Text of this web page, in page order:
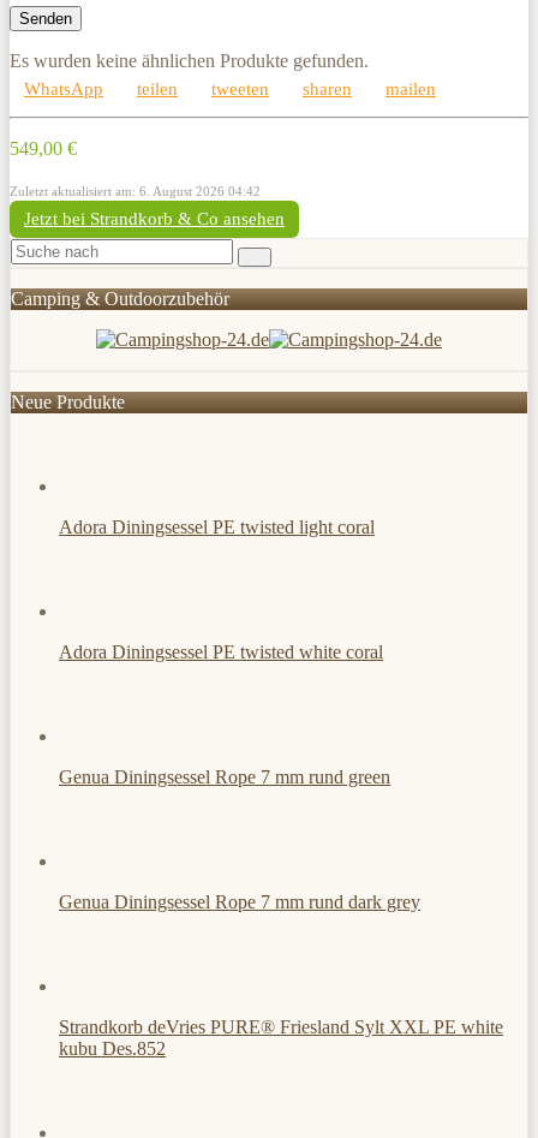
Es wurden keine ähnlichen Produkte gefunden.
WhatsApp teilen tweeten sharen mailen
549,00 €
Zuletzt aktualisiert am: 6. August 2026 04:42
Jetzt bei Strandkorb & Co ansehen
Camping & Outdoorzubehör
Neue Produkte
Adora Diningsessel PE twisted light coral
Adora Diningsessel PE twisted white coral
Genua Diningsessel Rope 7 mm rund green
Genua Diningsessel Rope 7 mm rund dark grey
Strandkorb deVries PURE® Friesland Sylt XXL PE white
kubu Des.852